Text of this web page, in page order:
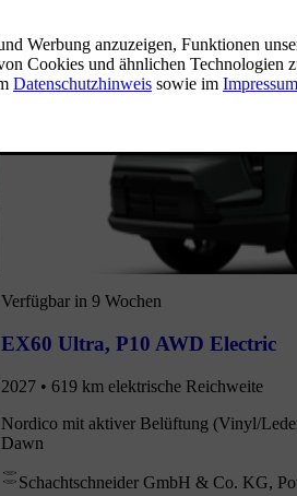
Verfügbar in 9 Wochen
EX60 Ultra, P10 AWD Electric
2027 • 619 km elektrische Reichweite
Nordico mit aktiver Belüftung (Vinyl/
Dawn
Schachtschneider GmbH & Co. KG,